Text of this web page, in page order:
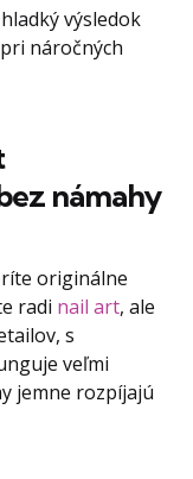
výsledok
náročných
námahy
originálne
radi nail art, ale
s
veľmi
jemne rozpíjajú